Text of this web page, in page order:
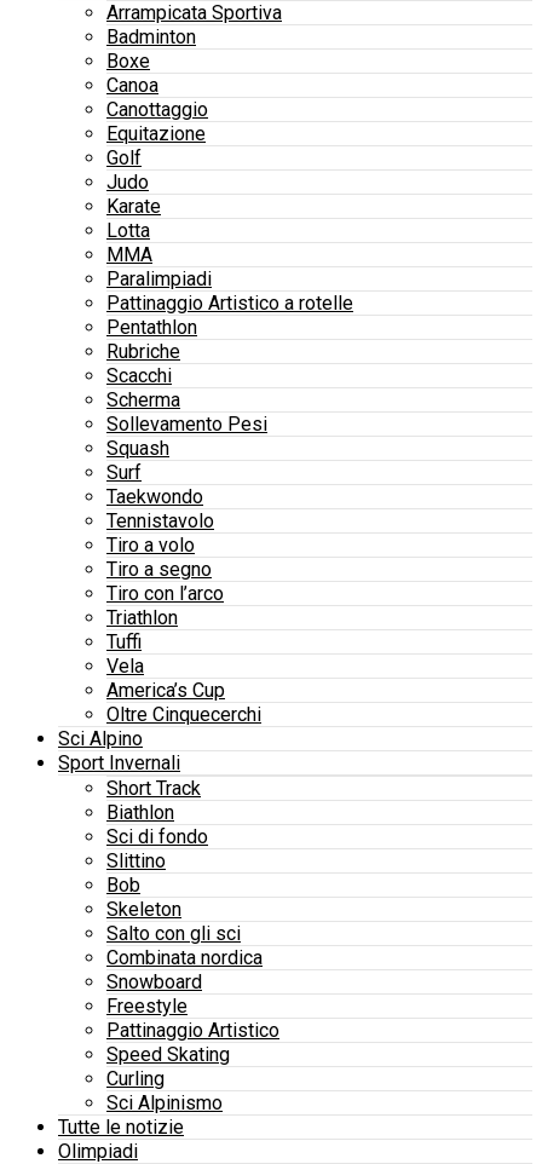
Arrampicata Sportiva
Badminton
Boxe
Canoa
Canottaggio
Equitazione
Golf
Judo
Karate
Lotta
MMA
Paralimpiadi
Pattinaggio Artistico a rotelle
Pentathlon
Rubriche
Scacchi
Scherma
Sollevamento Pesi
Squash
Surf
Taekwondo
Tennistavolo
Tiro a volo
Tiro a segno
Tiro con l’arco
Triathlon
Tuffi
Vela
America’s Cup
Oltre Cinquecerchi
Sci Alpino
Sport Invernali
Short Track
Biathlon
Sci di fondo
Slittino
Bob
Skeleton
Salto con gli sci
Combinata nordica
Snowboard
Freestyle
Pattinaggio Artistico
Speed Skating
Curling
Sci Alpinismo
Tutte le notizie
Olimpiadi